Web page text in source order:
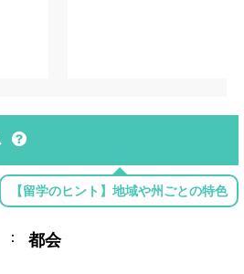
【留学のヒント】地域や州ごとの特色
： 都会